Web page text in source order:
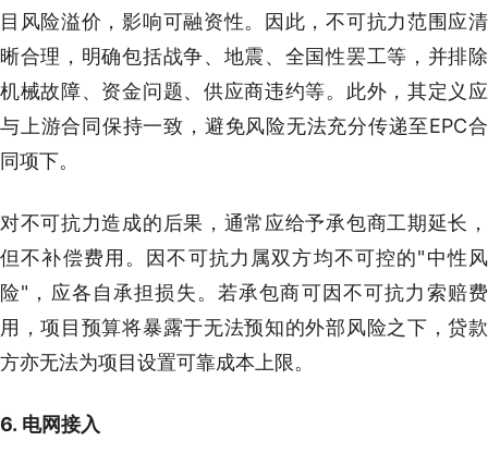
目风险溢价，影响可融资性。因此，不可抗力范围应清
晰合理，明确包括战争、地震、全国性罢工等，并排除
机械故障、资金问题、供应商违约等。此外，其定义应
与上游合同保持一致，避免风险无法充分传递至EPC合
同项下。
对不可抗力造成的后果，通常应给予承包商工期延长，
但不补偿费用。因不可抗力属双方均不可控的"中性风
险"，应各自承担损失。若承包商可因不可抗力索赔费
用，项目预算将暴露于无法预知的外部风险之下，贷款
方亦无法为项目设置可靠成本上限。
6. 电网接入